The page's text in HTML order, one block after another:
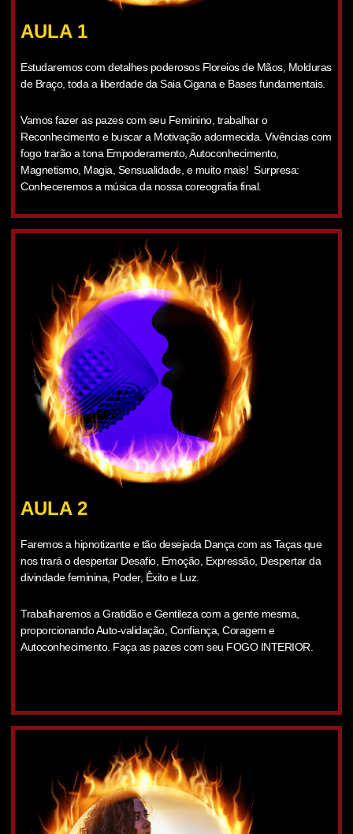
AULA 1
Estudaremos com detalhes poderosos Floreios de Mãos, Molduras
de Braço, toda a liberdade da Saia Cigana e Bases fundamentais.
Vamos fazer as pazes com seu Feminino, trabalhar o
Reconhecimento e buscar a Motivação adormecida. Vivências com
fogo trarão a tona Empoderamento, Autoconhecimento,
Magnetismo, Magia, Sensualidade, e muito mais! Surpresa:
Conheceremos a música da nossa coreografia final.
AULA 2
Faremos a hipnotizante e tão desejada Dança com as Taças que
nos trará o despertar Desafio, Emoção, Expressão, Despertar da
divindade feminina, Poder, Êxito e Luz.
Trabalharemos a Gratidão e Gentileza com a gente mesma,
proporcionando Auto-validação, Confiança, Coragem e
Autoconhecimento. Faça as pazes com seu FOGO INTERIOR.